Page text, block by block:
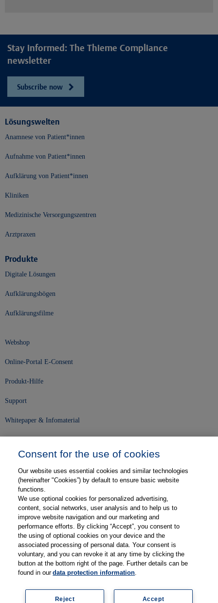
Stay informed: The Thieme Compliance
newsletter
Subscribe now
Lösungswelten
Anamnese von Patient*innen
Aufnahme von Patient*innen
Aufklärung von Patient*innen
Kliniken
Medizinische Versorgungszentren
Arztpraxen
Produkte
Digitale Lösungen
Aufklärungsbögen
Aufklärungsfilme
Webshop
Online-Portal E-Consent
Produkt-Hilfe
Support
Whitepaper & Infomaterial
Karriere
Kontakt
Web-Semniare
Anwenderberichte
Partner
Consent for the use of cookies
Our website uses essential cookies and similar technologies
(hereinafter "Cookies”) by default to ensure basic website
functions.
We use optional cookies for personalized advertising,
content, social networks, user analysis and to help us to
improve website navigation and our marketing and
performance efforts. By clicking “Accept”, you consent to
the using of optional cookies on your device and the
associated processing of personal data. Your consent is
voluntary, and you can revoke it at any time by clicking the
button at the bottom right of the page. Further details can be
found in ourdata protection information.
Accept
Reject